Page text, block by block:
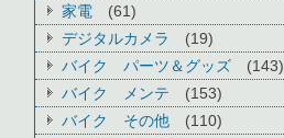
家電
(61)
デジタルカメラ
(19)
バイク パーツ＆グッズ
(143)
バイク メンテ
(153)
バイク その他
(110)